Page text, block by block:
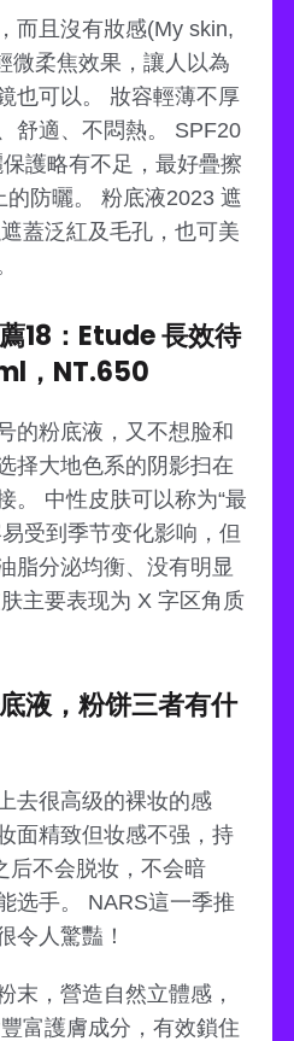
而且沒有妝感(My skin,
微柔焦效果，讓人以為
也可以。 妝容輕薄不厚
舒適、不悶熱。 SPF20
護略有不足，最好疊擦
防曬。 粉底液2023 遮
蓋泛紅及毛孔，也可美
18：Etude 長效待
，NT.650
的粉底液，又不想脸和
择大地色系的阴影扫在
。 中性皮肤可以称为“最
受到季节变化影响，但
脂分泌均衡、没有明显
主要表现为 X 字区角质
液，粉饼三者有什
去很高级的裸妆的感
面精致但妆感不强，持
后不会脱妆，不会暗
选手。 NARS這一季推
令人驚豔！
末，營造自然立體感，
富護膚成分，有效鎖住